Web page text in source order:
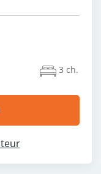
3 ch.